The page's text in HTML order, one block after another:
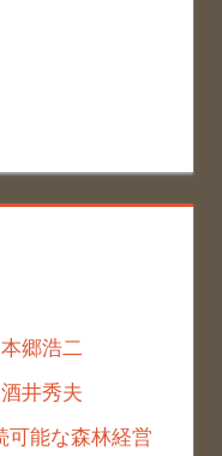
郷浩二
井秀夫
可能な森林経営